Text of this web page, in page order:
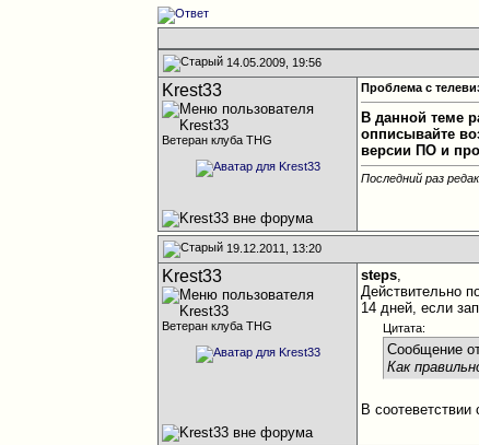
14.05.2009, 19:56
Krest33
Ветеран клуба THG
Проблема с
В данной теме
опписывайте
версии ПО и
Последний раз
19.12.2011, 13:20
Krest33
Ветеран клуба THG
steps,
Действительно
14 дней, если
Цитата:
Сообщение
Как
В